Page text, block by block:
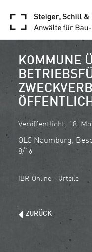
KOMMUNE
Veröffentlicht: 18.
OLG Naumburg,
8/16
IBR-Online - Urteile
ZURÜCK